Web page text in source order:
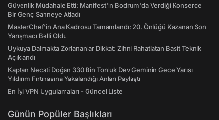
Güvenlik Müdahale Etti: Manifest'in Bodrum'da Verdiği Konserde
Bir Genç Sahneye Atladı
MasterChef’in Ana Kadrosu Tamamlandı: 20. Önlüğü Kazanan Son
Yarışmacı Belli Oldu
Uykuya Dalmakta Zorlananlar Dikkat: Zihni Rahatlatan Basit Teknik
Açıklandı
Kaptan Necati Doğan 330 Bin Tonluk Dev Geminin Gece Yarısı
Yıldırım Fırtınasına Yakalandığı Anları Paylaştı
En İyi VPN Uygulamaları - Güncel Liste
Günün Popüler Başlıkları